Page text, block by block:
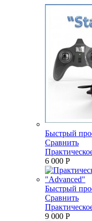
Быстрый
Сравнить
6 000 P
Быстрый
Сравнить
9 000 P